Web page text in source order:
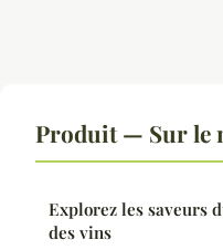
Produit — Sur le
Explorez les saveurs
des vins